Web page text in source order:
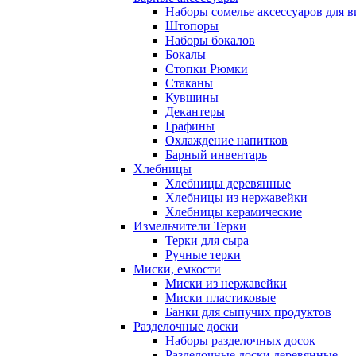
Наборы сомелье аксессуаров для
Штопоры
Наборы бокалов
Бокалы
Стопки Рюмки
Стаканы
Кувшины
Декантеры
Графины
Охлаждение напитков
Барный инвентарь
Хлебницы
Хлебницы деревянные
Хлебницы из нержавейки
Хлебницы керамические
Измельчители Терки
Терки для сыра
Ручные терки
Миски, емкости
Миски из нержавейки
Миски пластиковые
Банки для сыпучих продуктов
Разделочные доски
Наборы разделочных досок